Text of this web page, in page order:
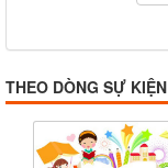
THEO DÒNG SỰ KIỆN